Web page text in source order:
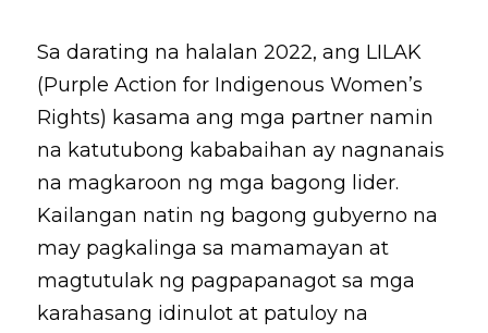
Sa darating na halalan 2022, ang LILAK
(Purple Action for Indigenous Women’s
Rights) kasama ang mga partner namin
na katutubong kababaihan ay nagnanais
na magkaroon ng mga bagong lider.
Kailangan natin ng bagong gubyerno na
may pagkalinga sa mamamayan at
magtutulak ng pagpapanagot sa mga
karahasang idinulot at patuloy na